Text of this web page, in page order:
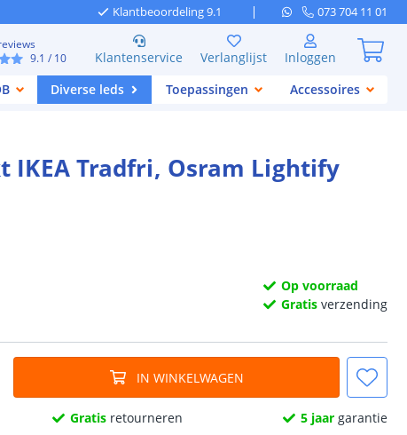
Klantbeoordeling 9.1 073 704 11 01
9.1 / 10 Klantenservice Verlanglijst
Inloggen
Diverse leds Toepassingen Accessoires
IKEA Tradfri, Osram Lightify
Op voorraad
Gratis verzending
IN WINKELWAGEN
Gratis retourneren 5 jaargarantie